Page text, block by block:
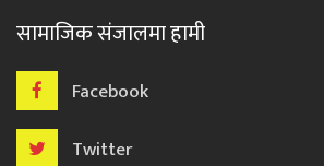
सामाजिक संजालमा हामी
Facebook
Twitter